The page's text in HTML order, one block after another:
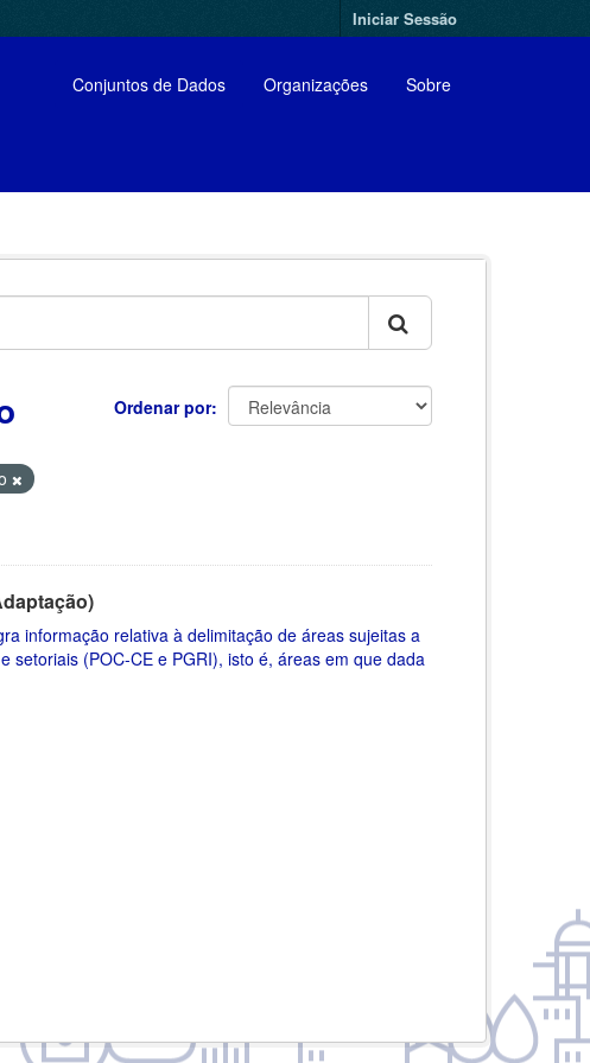
Iniciar Sessão
Conjuntos de Dados Organizações Sobre
Ordenar por
informação relativa à delimitação de áreas sujeitas a
setoriais (POC-CE e PGRI), isto é, áreas em que dada